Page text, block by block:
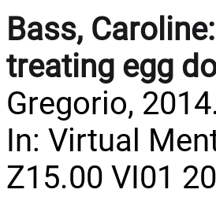
Bass, Caroline:
treating egg
Gregorio,
In: Virtual
Z15.00 VI01